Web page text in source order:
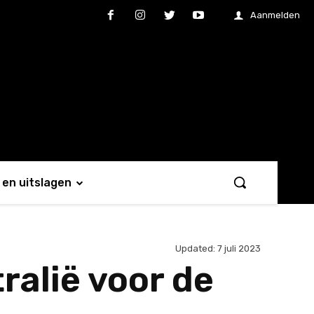
Aanmelden
uitslagen
Updated: 7 juli 2023
voor de